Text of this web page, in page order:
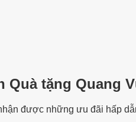
Quà tặng Quang
được những ưu đãi hấp